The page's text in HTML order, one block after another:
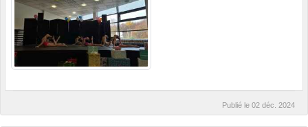
Publié le 02 déc. 2024